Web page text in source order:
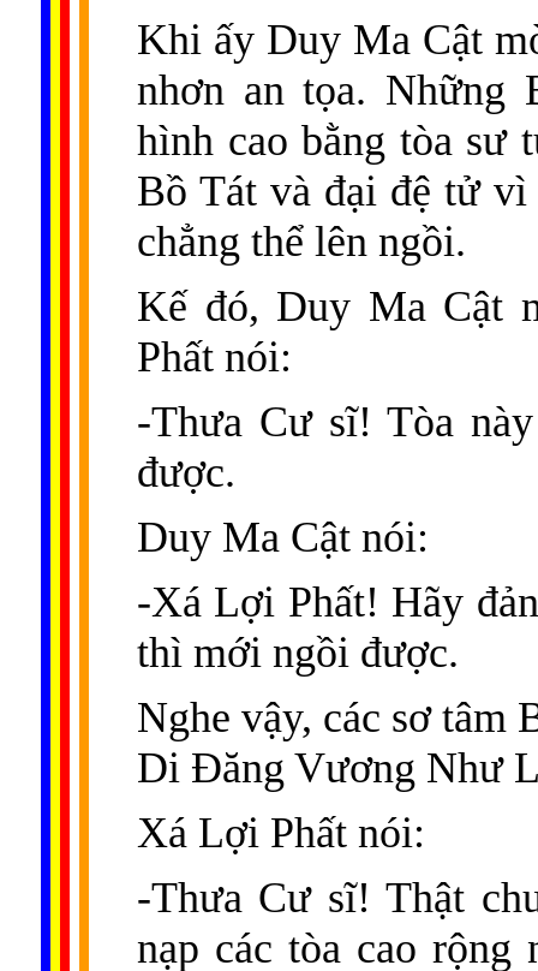
Khi ấy Duy Ma Cật
nhơn an tọa. Những
hình cao bằng tòa sư
Bồ Tát và đại đệ tử
chẳng thể lên ngồi.
Kế đó, Duy Ma Cật
Phất nói:
-Thưa Cư sĩ! Tòa
được.
Duy Ma Cật nói:
-Xá Lợi Phất! Hãy
thì mới ngồi được.
Nghe vậy, các sơ tâm
Di Ðăng Vương Như
Xá Lợi Phất nói:
-Thưa Cư sĩ! Thật
nạp các tòa cao